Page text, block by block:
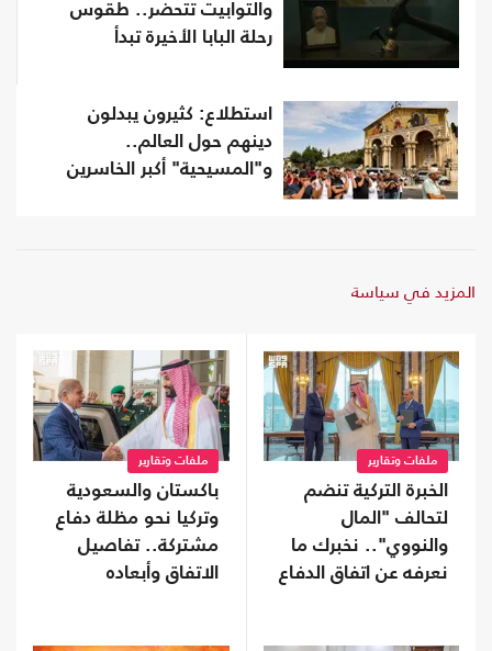
والتوابيت تتحضر.. طقوس
رحلة البابا الأخيرة تبدأ
استطلاع: كثيرون يبدلون
دينهم حول العالم..
و"المسيحية" أكبر الخاسرين
المزيد في سياسة
ملفات وتقارير
الخبرة التركية تنضم
لتحالف "المال
والنووي".. نخبرك ما
نعرفه عن اتفاق الدفاع
ملفات وتقارير
باكستان والسعودية
وتركيا نحو مظلة دفاع
مشتركة.. تفاصيل
الاتفاق وأبعاده